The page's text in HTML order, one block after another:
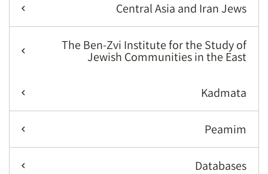
Central Asia and Iran Jews
The Ben-Zvi Institute for the Study of
Jewish Communities in the East
Kadmata
Peamim
Databases